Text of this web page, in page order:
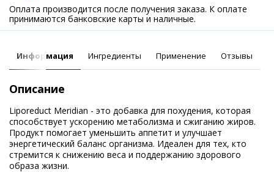
Оплата производится после получения заказа. К оплате
принимаются банковские карты и наличные.
Информация Ингредиенты Применение Отзывы
Описание
Liporeduct Meridian - это добавка для похудения, которая
способствует ускорению метаболизма и сжиганию жиров.
Продукт помогает уменьшить аппетит и улучшает
энергетический баланс организма. Идеален для тех, кто
стремится к снижению веса и поддержанию здорового
образа жизни.